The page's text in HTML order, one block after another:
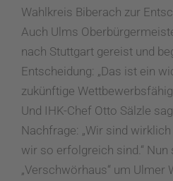
Wahlkreis Biberach zur
Auch Ulms
nach Stuttgart gereist und
Entscheidung: „Das ist ein
zukünftige
Und IHK-Chef Otto Sälzle
Nachfrage: „Wir sind
wir so erfolgreich sind.“ Nun
„Verschwörhaus“ um